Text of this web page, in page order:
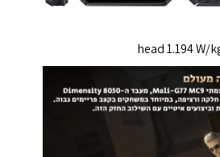
head 1.194 W/